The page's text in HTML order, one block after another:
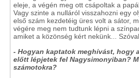
eleje, a végén meg ott csápoltak a
Vagy szinte a nulláról visszahozni egy
első szám kezdetéig üres volt a sátor,
végére meg nem tudtunk lépni a
amiket a közönség kért nekünk...
- Hogyan kaptatok meghívást, hogy
előtt lépjetek fel Nagysimonyiban?
számotokra?